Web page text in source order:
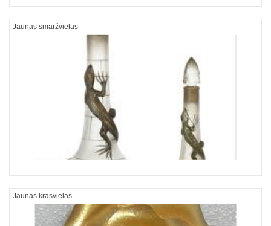
Jaunas smaržvielas
Jaunas krāsvielas